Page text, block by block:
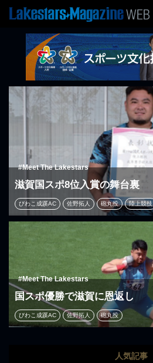
#Meet The Lakestars
滋賀国スポ8位入賞の舞台裏
びわこ成蹊AC 佐野拓人 砲丸投 陸上競技
#Meet The Lakestars
国スポ優勝で滋賀に恩返し
びわこ成蹊AC 佐野拓人 砲丸投
人気記事